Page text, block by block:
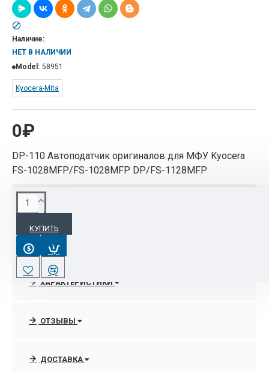
0₽
Наличие:
НЕТ В НАЛИЧИИ
Model: 58951
Kyocera-Mita
DP-110 Автоподатчик оригиналов для МФУ Kyocera
FS-1028MFP/FS-1028MFP DP/FS-1128MFP
КУПИТЬ
ОПИСАНИЕ
DP-110 Автоподатчик оригиналов для МФУ
Kyocera FS-1028MFP/FS-1028MFP DP/FS-
1128MFP
ХАРАКТЕРИСТИКИ
ОТЗЫВЫ
ДОСТАВКА